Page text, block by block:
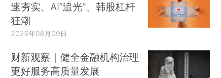
速夯实、AI“追光”、韩股杠杆
狂潮
2026年08月09日
财新观察｜健全金融机构治理
更好服务高质量发展